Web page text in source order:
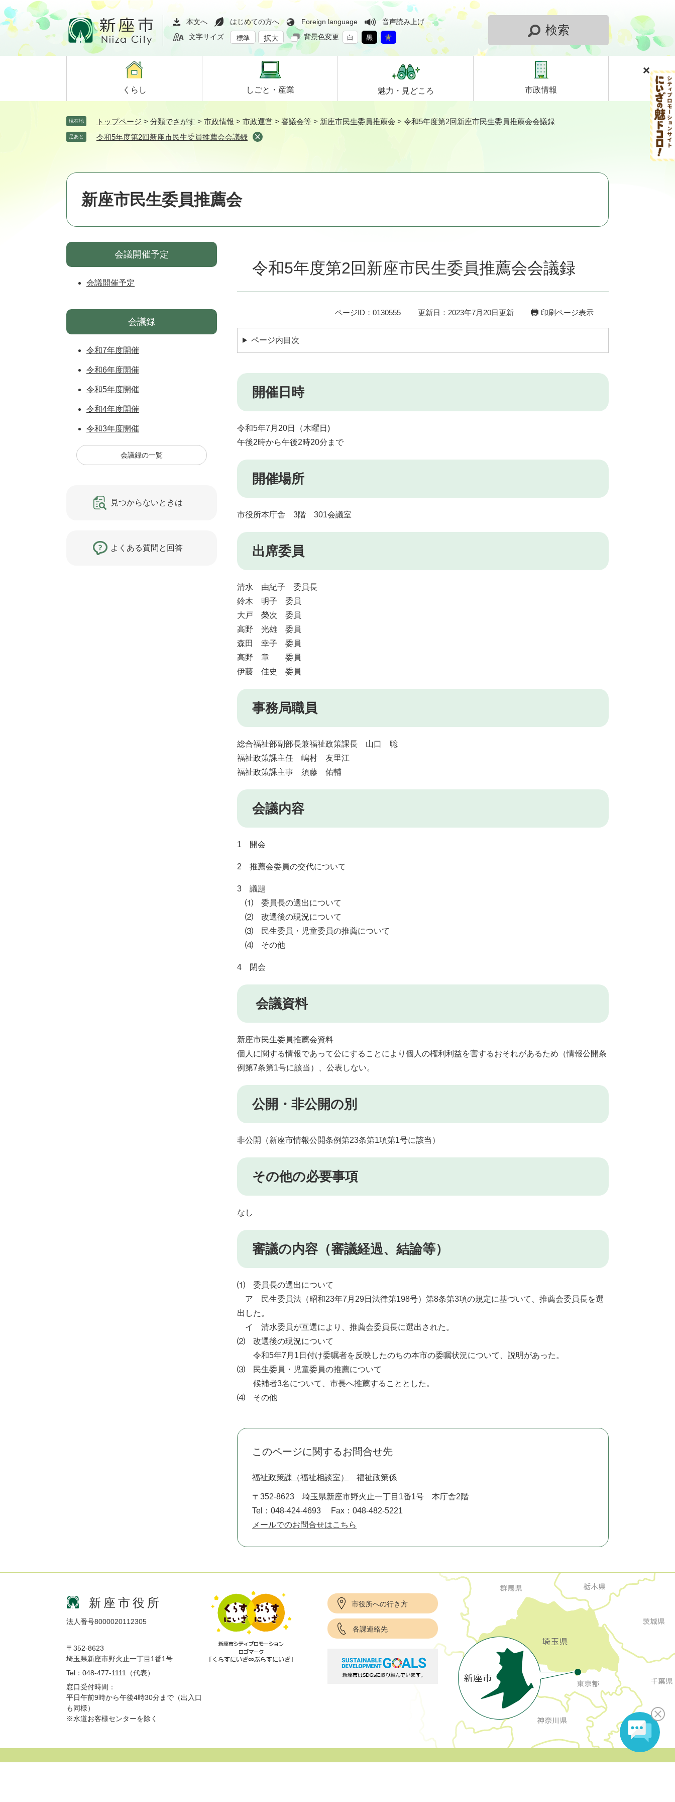
ペ
ー
ジ
メ
ニ
ュ
て
本文へ はじめての方へ Foreign language
音声読み上げ
文字サイズ
標準 拡大 背景色変更 白 黒 青
検索
くらし しごと・ 産業 魅力・ 見どころ 市政情報
現在地 トップページ > 分類でさがす > 市政情報 > 市政運営 > 審議会等 > 新座市民生委員推薦会 > 令和5年度第2回新座市民生委員推薦会会議録
足あと 令和5年度第2回新座市民生委員推薦会会議録
新座市民生委員推薦会
令和5年度第2回新座市民生委員推薦会会議録
ページID：0130555 更新日：2023年7月20日更新 印刷ページ表示
ページ内目次
開催日時
令和5年7月20日（木曜日)
午後2時から午後2時20分まで
開催場所
市役所本庁舎 3階 301会議室
出席委員
清水 由紀子 委員長
鈴木 明子 委員
大戸 榮次 委員
高野 光雄 委員
森田 幸子 委員
高野 章 委員
伊藤 佳史 委員
事務局職員
総合福祉部副部長兼福祉政策課長 山口 聡
​福祉政策課主任 嶋村 友里江
福祉政策課主事 須藤 佑輔
会議内容
1 開会
2 推薦会委員の交代について
3 議題
⑴ 委員長の選出について
⑵ 改選後の現況について
⑶ 民生委員・児童委員の推薦について
⑷ その他
4 閉会
会議資料
新座市民生委員推薦会資料
個人に関する情報であって公にすることにより個人の権利利益を害するおそれがあるため（情報公開条
例第7条第1号に該当）、公表しない。
公開・非公開の別
非公開（新座市情報公開条例第23条第1項第1号に該当）
その他の必要事項
なし
審議の内容（審議経過、結論等）
⑴ 委員長の選出について
ア 民生委員法（昭和23年7月29日法律第198号）第8条第3項の規定に基づいて、推薦会委員長を選
出した。
イ 清水委員が互選により、推薦会委員長に選出された。
⑵ 改選後の現況について
令和5年7月1日付け委嘱者を反映したのちの本市の委嘱状況について、説明があった。
⑶ 民生委員・児童委員の推薦について
候補者3名について、市長へ推薦することとした。
⑷ その他
このページに関するお問合せ先
福祉政策課（福祉相談室） 福祉政策係
〒352-8623
埼玉県新座市野火止一丁目1番1号 本庁舎2階
Tel：048-424-4693
Fax：048-482-5221
メールでのお問合せはこちら
会議開催予定
会議開催予定
会議録
令和7年度開催
令和6年度開催
令和5年度開催
令和4年度開催
令和3年度開催
会議録の一覧
見つからないときは
よくある質問と回答
新座市役所
法人番号8000020112305
〒352-8623
埼玉県新座市野火止一丁目1番1号
Tel：048-477-1111（代表）
窓口受付時間：
平日午前9時から午後4時30分まで（出入口
も同様）
※水道お客様センターを除く
市役所への行き方
各課連絡先